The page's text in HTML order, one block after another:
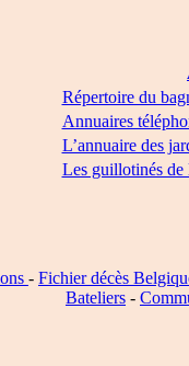
Répertoire du
Annuaires
L’annuaire des
Les guillotinés de
- Fichier décès
Bateliers -